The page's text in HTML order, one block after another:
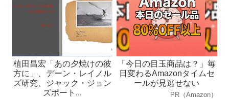
植田昌宏「あの夕焼けの彼
方に」、デーン・レイノル
ズ研究、ジャック・ジョン
ズポート...
「今日の目玉商品は？」毎
日変わるAmazonタイムセ
ールが見逃せない
PR（Amazon）